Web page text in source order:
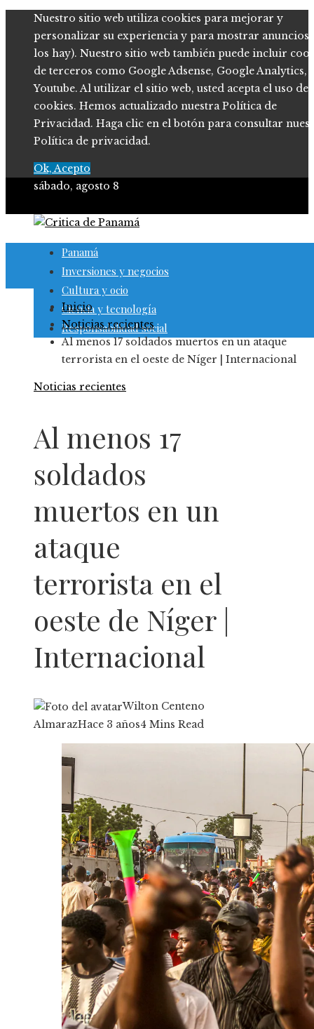
Nuestro sitio web utiliza cookies para mejorar y
personalizar su experiencia y para mostrar anuncios
los hay). Nuestro sitio web también puede incluir
de terceros como Google Adsense, Google Analytics,
Youtube. Al utilizar el sitio web, usted acepta el uso de
cookies. Hemos actualizado nuestra Política de
Privacidad. Haga clic en el botón para consultar
Política de privacidad.
Ok, Acepto
sábado, agosto 8
Panamá
Inversiones y negocios
Cultura y ocio
Ciencia y tecnología
Responsabilidad social
Inicio
Noticias recientes
Al menos 17 soldados muertos en un ataque
terrorista en el oeste de Níger | Internacional
Noticias recientes
Al menos 17
soldados
muertos en un
ataque
terrorista en el
oeste de Níger |
Internacional
Wilton Centeno
AlmarazHace 3 años4 Mins Read